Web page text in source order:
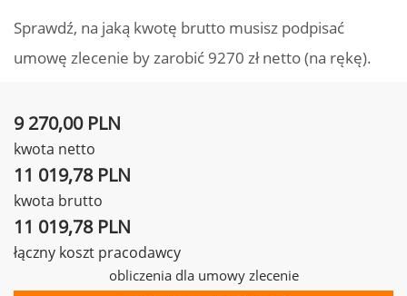
Sprawdź, na jaką kwotę brutto musisz podpisać
umowę zlecenie by zarobić 9270 zł netto (na rękę).
9 270,00 PLN
kwota netto
11 019,78 PLN
kwota brutto
11 019,78 PLN
łączny koszt pracodawcy
obliczenia dla umowy zlecenie